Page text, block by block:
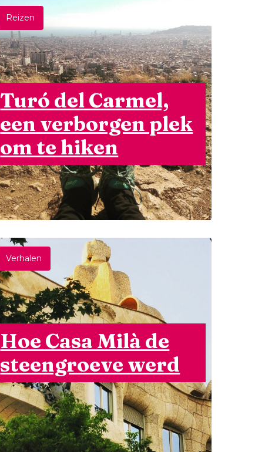
Reizen
Turó del Carmel,
een verborgen plek
om te hiken
Verhalen
Hoe Casa Milà de
steengroeve werd